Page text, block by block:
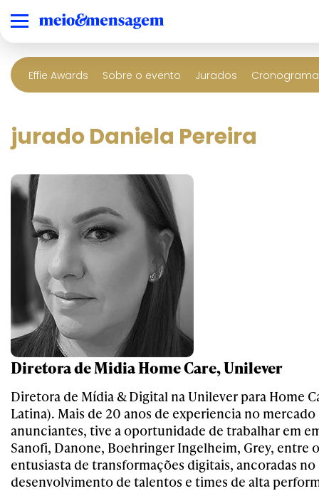
Effie Awards Sobre o evento Jurados
jurado Daniela Pereira
Diretora de Midia Home Care, Unilever
Diretora de Mídia & Digital na Unilever para Home
Latina). Mais de 20 anos de experiencia no
anunciantes, tive a oportunidade de trabalhar em
Sanofi, Danone, Boehringer Ingelheim, Grey, entre
entusiasta de transformações digitais, ancoradas no
desenvolvimento de talentos e times de alta